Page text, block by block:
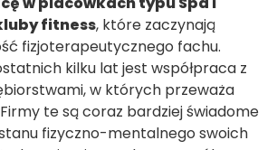
fitness, które zaczynają
fizjoterapeutycznego fachu.
kilku lat jest współpraca z
w których przeważa
te są coraz bardziej świadome
fizyczno-mentalnego swoich